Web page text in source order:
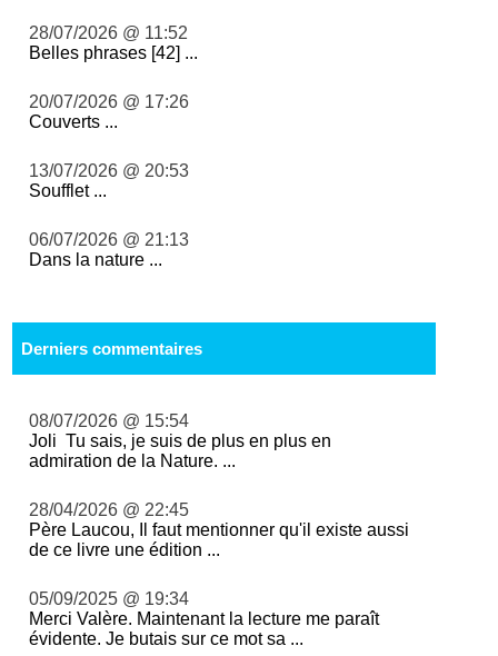
28/07/2026 @ 11:52
Belles phrases [42] ...
20/07/2026 @ 17:26
Couverts ...
13/07/2026 @ 20:53
Soufflet ...
06/07/2026 @ 21:13
Dans la nature ...
Derniers commentaires
08/07/2026 @ 15:54
Joli Tu sais, je suis de plus en plus en
admiration de la Nature. ...
28/04/2026 @ 22:45
Père Laucou, Il faut mentionner qu'il existe aussi
de ce livre une édition ...
05/09/2025 @ 19:34
Merci Valère. Maintenant la lecture me paraît
évidente. Je butais sur ce mot sa ...